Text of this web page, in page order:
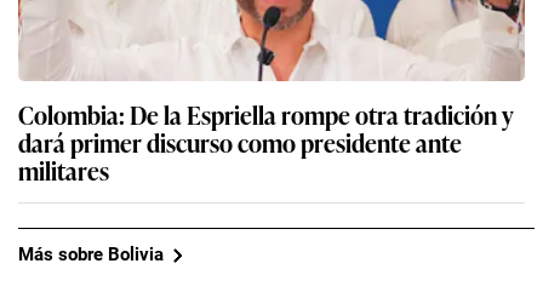
Colombia: De la Espriella rompe otra tradición y
dará primer discurso como presidente ante
militares
Más sobre Bolivia